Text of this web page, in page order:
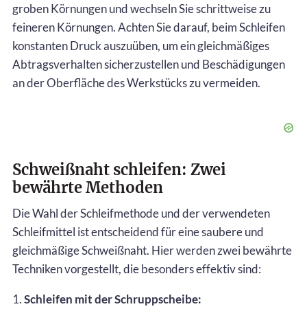
groben Körnungen und wechseln Sie schrittweise zu
feineren Körnungen. Achten Sie darauf, beim Schleifen
konstanten Druck auszuüben, um ein gleichmäßiges
Abtragsverhalten sicherzustellen und Beschädigungen
an der Oberfläche des Werkstücks zu vermeiden.
Schweißnaht schleifen: Zwei
bewährte Methoden
Die Wahl der Schleifmethode und der verwendeten
Schleifmittel ist entscheidend für eine saubere und
gleichmäßige Schweißnaht. Hier werden zwei bewährte
Techniken vorgestellt, die besonders effektiv sind:
1.Schleifen mit der Schruppscheibe: